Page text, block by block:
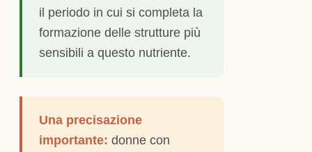
il periodo in cui si completa la
formazione delle strutture più
sensibili a questo nutriente.
Una precisazione
importante: donne con